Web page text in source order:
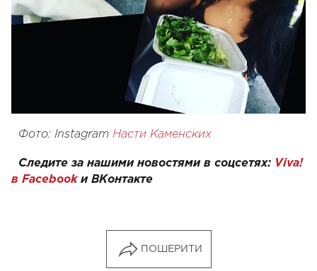
Фото: Instagram Насти Каменских
Следите за нашими новостями в соцсетях: Viva!
в Facebookи ВКонтакте
ПОШЕРИТИ